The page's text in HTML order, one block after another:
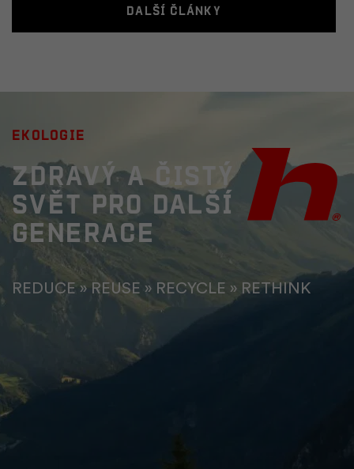
Další články
ekologie
Zdravý a čistý
svět pro další
generace
REDUCE » REUSE » RECYCLE » RETHINK